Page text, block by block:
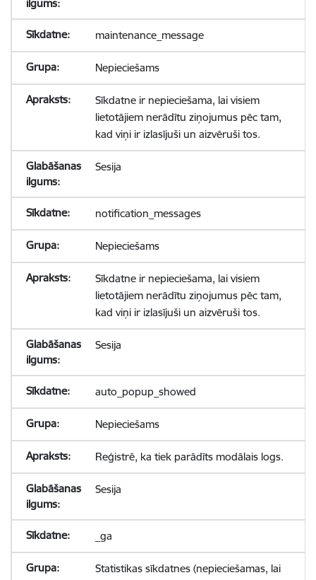
maintenance_message
Nepieciešams
Sīkdatne ir nepieciešama, lai visiem
lietotājiem nerādītu ziņojumus pēc tam,
kad viņi ir izlasījuši un aizvēruši tos.
Sesija
notification_messages
Nepieciešams
Sīkdatne ir nepieciešama, lai visiem
lietotājiem nerādītu ziņojumus pēc tam,
kad viņi ir izlasījuši un aizvēruši tos.
Sesija
auto_popup_showed
Nepieciešams
Reģistrē, ka tiek parādīts modālais logs.
Sesija
_ga
Statistikas sīkdatnes (nepieciešamas, lai